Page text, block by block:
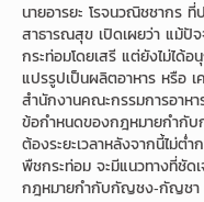
นายอารยะ โรจนวณิชชากร ที่
สาธารณสุข เปิดเผยว่า แม้ปั
กระท่อมโดยเสรี แต่ยังไม่ได้
แปรรูปเป็นผลิตอาหาร หรือ
สำนักงานคณะกรรมการอาห
ข้อกำหนดของกฎหมายกำกับ
ต้องระยะเวลาหลังจากนี้ไม่ต่
พืชกระท่อม จะมีแนวทางที่ชัด
กฎหมายกำกับกัญชง-กัญชา